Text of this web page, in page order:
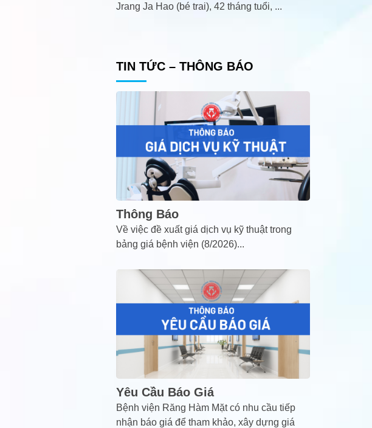
Jrang Ja Hao (bé trai), 42 tháng tuổi, ...
TIN TỨC – THÔNG BÁO
Thông Báo
Về việc đề xuất giá dịch vụ kỹ thuật trong
bảng giá bệnh viện (8/2026)...
Yêu Cầu Báo Giá
Bệnh viện Răng Hàm Mặt có nhu cầu tiếp
nhận báo giá để tham khảo, xây dựng giá